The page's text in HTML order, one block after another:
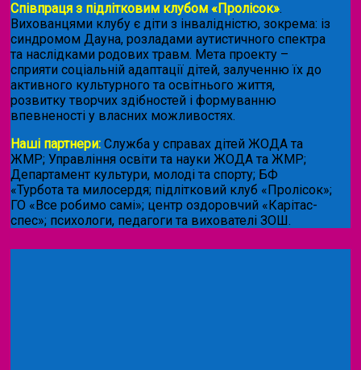
Співпраця з підлітковим клубом «Пролісок».
Вихованцями клубу є діти з інвалідністю, зокрема: із
синдромом Дауна, розладами аутистичного спектра
та наслідками родових травм. Мета проекту –
сприяти соціальній адаптації дітей, залученню їх до
активного культурного та освітнього життя,
розвитку творчих здібностей і формуванню
впевненості у власних можливостях.
Наші партнери: Служба у справах дітей ЖОДА та
ЖМР; Управління освіти та науки ЖОДА та ЖМР;
Департамент культури, молоді та спорту; БФ
«Турбота та милосердя; підлітковий клуб «Пролісок»;
ГО «Все робимо самі»; центр оздоровчий «Карітас-
спес»; психологи, педагоги та вихователі ЗОШ.